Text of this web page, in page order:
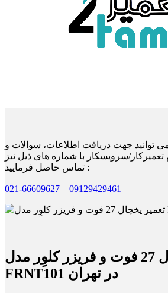
جهت دریافت اطلاعات، سوالات و
سرویسکار با شماره های ذیل نیز
تماس حاصل فرمایید :
021-66609627 09129429461
تعمیر یخچال 27 فوت و فریزر کلوِر مدل
FRNT101 در تهران